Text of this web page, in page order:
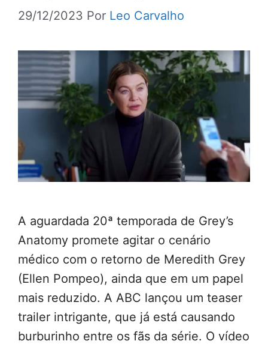
29/12/2023 Por Leo Carvalho
A aguardada 20ª temporada de Grey’s
Anatomy promete agitar o cenário
médico com o retorno de Meredith Grey
(Ellen Pompeo), ainda que em um papel
mais reduzido. A ABC lançou um teaser
trailer intrigante, que já está causando
burburinho entre os fãs da série. O vídeo